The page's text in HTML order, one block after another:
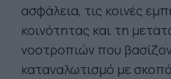
ασφάλεια, τις κοινές
κοινότητας και τη
νοοτροπιών που
καταναλωτισμό με